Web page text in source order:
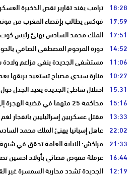
18:28 ترامب يفند تقارير نقص الذخيرة
17:59 فوكس يطالب بإقصاء المغرب من مونديال
17:51 الملك محمد السادس يهنئ رئيس كوت
14:52 دورة المرحوم المصطفى الصافي
11:06 مستشفى الجديدة ينفي مزاعم ولادة
10:27 منارة سيدي مصباح تستعيد بريقها
15:31 احتلال شاطئ الجديدة يعيد الجدل
15:16 محاكمة 25 متهما في قضية الهجرة إلى سبتة
13:33 مقتل عسكريين إسرائيليين بانفجار
22:02 عاهل إسبانيا يهنئ الملك محمد
21:33 مراكش: النيابة العامة تحقق في شبهة
16:44 عرقلة مفوض قضائي بأولاد احسين تصل
12:19 الجديدة تشدد محاربة السمسرة غير